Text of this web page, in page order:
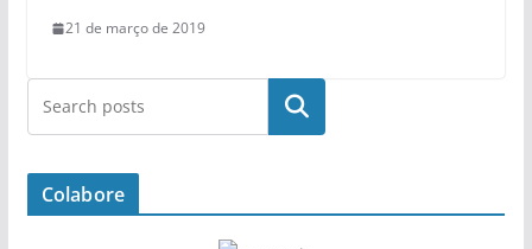
21 de março de 2019
Pesquisar
Colabore